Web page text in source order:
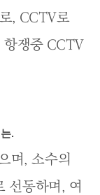
, CCTV로
항쟁중 CCTV
.
며, 소수의
선동하며, 여